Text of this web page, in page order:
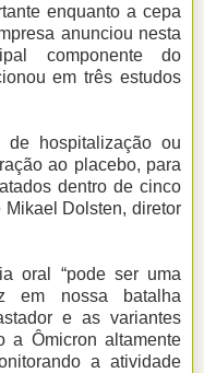
enquanto a cepa
anunciou nesta
componente do
em três estudos
hospitalização ou
ao placebo, para
dentro de cinco
Dolsten, diretor
oral “pode ser uma
em nossa batalha
e as variantes
a Ômicron altamente
a atividade